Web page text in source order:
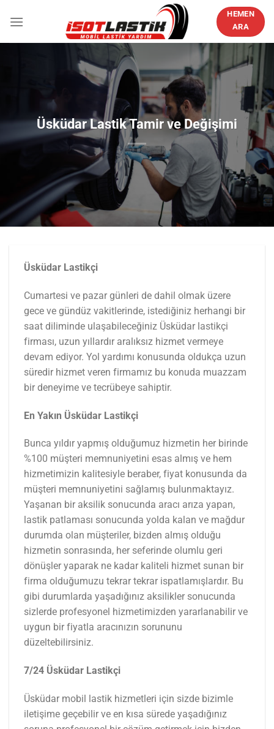
atla
HEMEN
ARA
Üsküdar Lastik Tamir ve Değişimi
Üsküdar Lastikçi
Cumartesi ve pazar günleri de dahil olmak üzere
gece ve gündüz vakitlerinde, istediğiniz herhangi bir
saat diliminde ulaşabileceğiniz Üsküdar lastikçi
firması, uzun yıllardır aralıksız hizmet vermeye
devam ediyor. Yol yardımı konusunda oldukça uzun
süredir hizmet veren firmamız bu konuda muazzam
bir deneyime ve tecrübeye sahiptir.
En Yakın Üsküdar Lastikçi
Bunca yıldır yapmış olduğumuz hizmetin her birinde
%100 müşteri memnuniyetini esas almış ve hem
hizmetimizin kalitesiyle beraber, fiyat konusunda da
müşteri memnuniyetini sağlamış bulunmaktayız.
Yaşanan bir aksilik sonucunda aracı arıza yapan,
lastik patlaması sonucunda yolda kalan ve mağdur
durumda olan müşteriler, bizden almış olduğu
hizmetin sonrasında, her seferinde olumlu geri
dönüşler yaparak ne kadar kaliteli hizmet sunan bir
firma olduğumuzu tekrar tekrar ispatlamışlardır. Bu
gibi durumlarda yaşadığınız aksilikler sonucunda
sizlerde profesyonel hizmetimizden yararlanabilir ve
uygun bir fiyatla aracınızın sorununu
düzeltebilirsiniz.
7/24 Üsküdar Lastikçi
Üsküdar mobil lastik hizmetleri için sizde bizimle
iletişime geçebilir ve en kısa sürede yaşadığınız